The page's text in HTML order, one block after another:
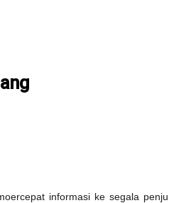
informasi ke segala